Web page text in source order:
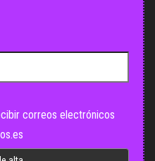
correos electrónicos